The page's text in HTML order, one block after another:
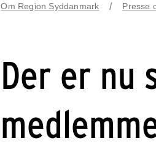
Om Region Syddanmark Presse
Der er nu